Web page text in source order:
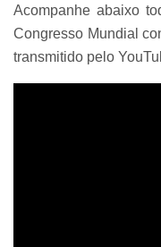
Acompanhe abaixo
Congresso Mundial
transmitido pelo